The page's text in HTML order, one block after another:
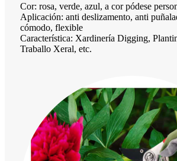
Cor: rosa, verde, azul, a cor pódese
Aplicación: anti deslizamento, anti
cómodo, flexible
Característica: Xardinería Digging,
Traballo Xeral, etc.